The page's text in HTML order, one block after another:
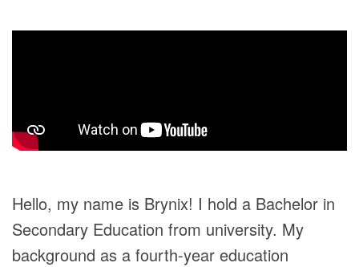
Hello, my name is Brynix! I hold a Bachelor in
Secondary Education from university. My
background as a fourth-year education